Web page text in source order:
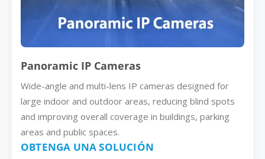
Panoramic IP Cameras
Wide-angle and multi-lens IP cameras designed for
large indoor and outdoor areas, reducing blind spots
and improving overall coverage in buildings, parking
areas and public spaces.
OBTENGA UNA SOLUCIÓN